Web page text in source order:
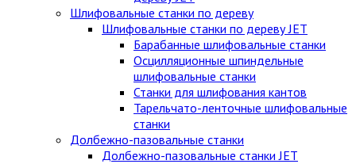
Шлифовальные станки по дереву
Шлифовальные станки по дереву JET
Барабанные шлифовальные станки
Осцилляционные шпиндельные
шлифовальные станки
Станки для шлифования кантов
Тарельчато-ленточные шлифовальные
станки
Долбежно-пазовальные станки
Долбежно-пазовальные станки JET